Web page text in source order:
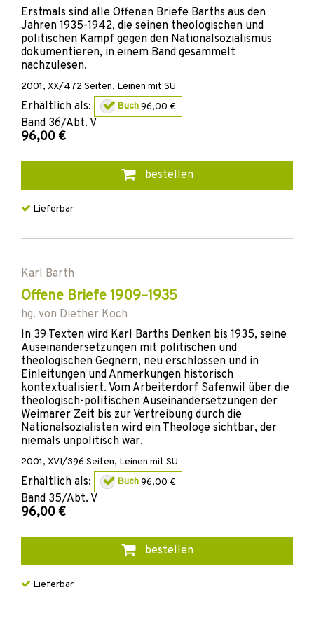
Erstmals sind alle Offenen Briefe Barths aus den
Jahren 1935-1942, die seinen theologischen und
politischen Kampf gegen den Nationalsozialismus
dokumentieren, in einem Band gesammelt
nachzulesen.
2001, XX/472 Seiten, Leinen mit SU
Erhältlich als: Buch96,00 €
Band 36/Abt. V
96,00 €
bestellen
Lieferbar
Karl Barth
Offene Briefe 1909–1935
hg. von Diether Koch
In 39 Texten wird Karl Barths Denken bis 1935, seine
Auseinandersetzungen mit politischen und
theologischen Gegnern, neu erschlossen und in
Einleitungen und Anmerkungen historisch
kontextualisiert. Vom Arbeiterdorf Safenwil über die
theologisch-politischen Auseinandersetzungen der
Weimarer Zeit bis zur Vertreibung durch die
Nationalsozialisten wird ein Theologe sichtbar, der
niemals unpolitisch war.
2001, XVI/396 Seiten, Leinen mit SU
Erhältlich als: Buch96,00 €
Band 35/Abt. V
96,00 €
bestellen
Lieferbar